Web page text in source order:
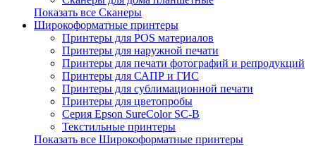
Показать все Сканеры
Широкоформатные принтеры
Принтеры для POS материалов
Принтеры для наружной печати
Принтеры для печати фотографий и репродукций
Принтеры для САПР и ГИС
Принтеры для сублимационной печати
Принтеры для цветопробы
Серия Epson SureColor SC-B
Текстильные принтеры
Показать все Широкоформатные принтеры